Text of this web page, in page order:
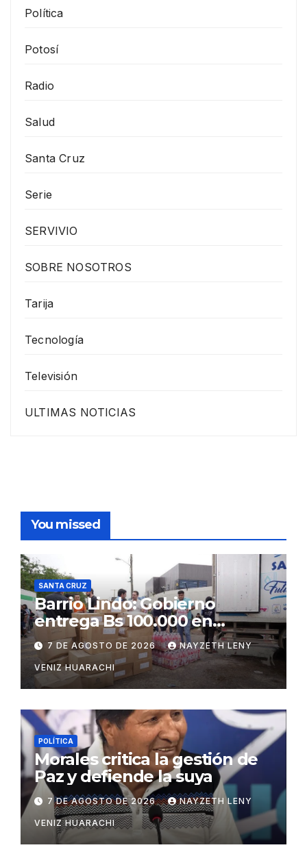
Política
Potosí
Radio
Salud
Santa Cruz
Serie
SERVIVIO
SOBRE NOSOTROS
Tarija
Tecnología
Televisión
ULTIMAS NOTICIAS
You missed
SANTA CRUZ
Barrio Lindo: Gobierno
entrega Bs 100.000 en
insumos para afectados
7 DE AGOSTO DE 2026 NAYZETH LENY
VENIZ HUARACHI
POLÍTICA
Morales critica la gestión de
Paz y defiende la suya
7 DE AGOSTO DE 2026 NAYZETH LENY
VENIZ HUARACHI